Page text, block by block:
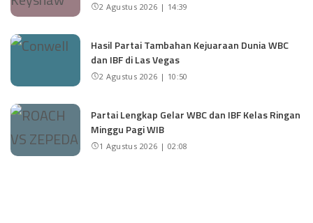
2 Agustus 2026 | 14:39
Hasil Partai Tambahan Kejuaraan Dunia WBC
dan IBF di Las Vegas
2 Agustus 2026 | 10:50
Partai Lengkap Gelar WBC dan IBF Kelas Ringan
Minggu Pagi WIB
1 Agustus 2026 | 02:08